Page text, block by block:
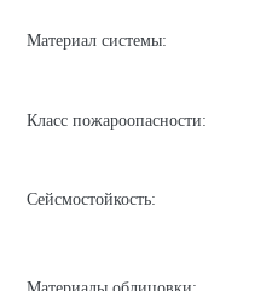
Материал системы:
Класс пожароопасности:
Сейсмостойкость: